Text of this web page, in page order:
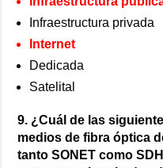
Infraestructura privada
Internet
Dedicada
Satelital
9. ¿Cuál de las
medios de fibra óptica
tanto SONET como